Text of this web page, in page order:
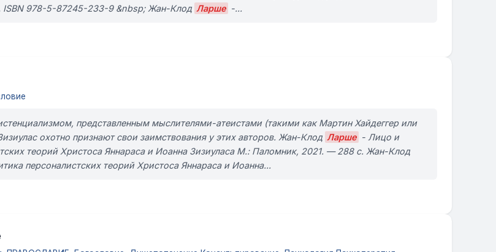
ISBN 978-5-87245-233-9 &nbsp; Жан-Клод Ларше -...
представленным мыслителями-атеистами (такими как Мартин Хайдеггер или
охотно признают свои заимствования у этих авторов. Жан-Клод Ларше - Лицо и
теорий Христоса Яннараса и Иоанна Зизиуласа М.: Паломник, 2021. — 288 с. Жан-Клод
персоналистских теорий Христоса Яннараса и Иоанна...